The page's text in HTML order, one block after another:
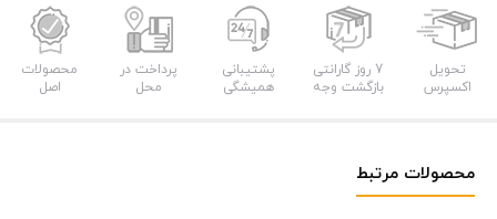
مدل
فلور
تیپ
تحویل
اکسپرس
7 روز گارانتی
بازگشت وجه
پشتیبانی
همیشگی
پرداخت در
محل
محصولات
اصل
محصولات مرتبط